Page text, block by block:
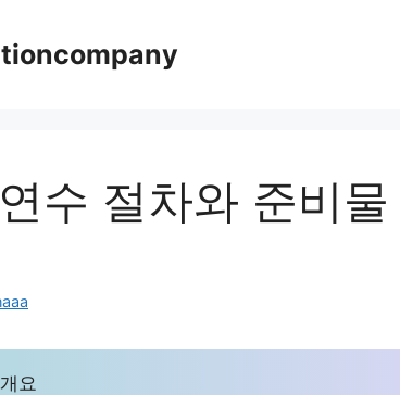
수 절차와 준비
요